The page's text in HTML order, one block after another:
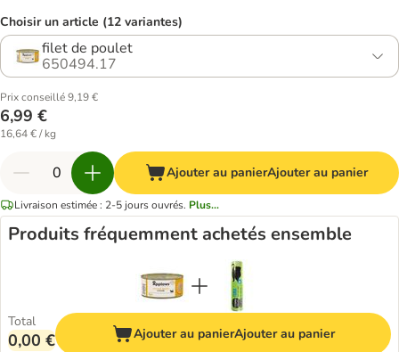
Choisir un article (12 variantes)
filet de poulet
650494.17
Prix conseillé 9,19 €
6,99 €
16,64 € / kg
Ajouter au panierAjouter au panier
Livraison estimée : 2-5 jours ouvrés. Plus...
Produits fréquemment achetés ensemble
Total
0,00 € Ajouter au panierAjouter au panier